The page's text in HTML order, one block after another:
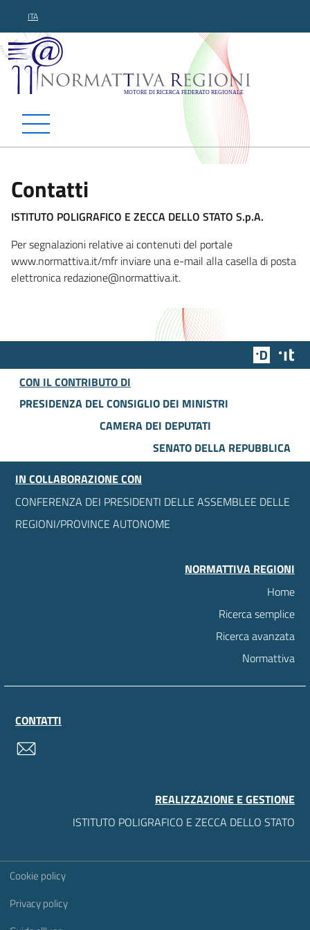
ITA
Normattiva Regioni -
Contatti
ISTITUTO POLIGRAFICO E ZECCA DELLO STATO S.p.A.
Per segnalazioni relative ai contenuti del portale
www.normattiva.it/mfr inviare una e-mail alla casella di posta
elettronica redazione@normattiva.it.
Team
CON IL CONTRIBUTO DI
PRESIDENZA DEL CONSIGLIO DEI MINISTRI
CAMERA DEI DEPUTATI
SENATO DELLA REPUBBLICA
IN COLLABORAZIONE CON
CONFERENZA DEI PRESIDENTI DELLE ASSEMBLEE DELLE
REGIONI/PROVINCE AUTONOME
NORMATTIVA REGIONI
Home
Ricerca semplice
Ricerca avanzata
Normattiva
CONTATTI
REALIZZAZIONE E GESTIONE
ISTITUTO POLIGRAFICO E ZECCA DELLO STATO
Sezione Link Utili
Cookie policy
Privacy policy